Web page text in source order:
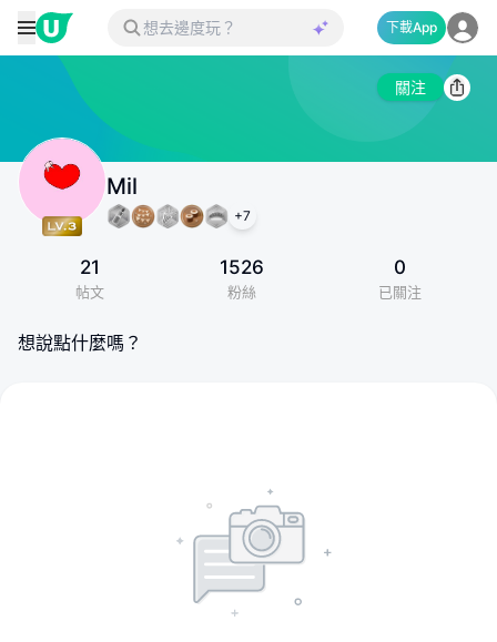
下載App
關注
Mil
+7
21
帖文
1526
粉絲
0
已關注
想說點什麼嗎？